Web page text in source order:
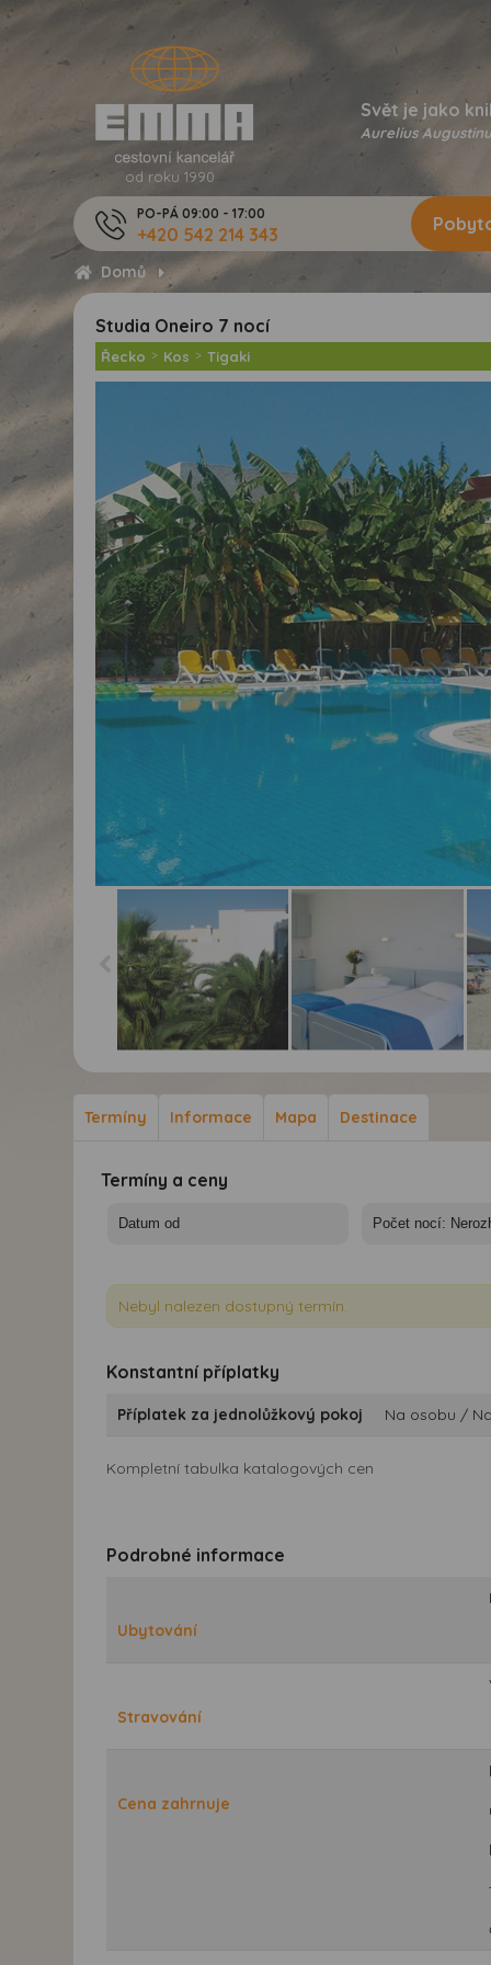
od roku 1990
Svět je jako
Aurelius
PO-PÁ 09:00 - 17:00
+420 542 214 343
Domů
Studia Oneiro 7 nocí
Řecko > Kos > Tigaki
studia O'Neiro
studia O'Neiro
Termíny
Informace Mapa Destinace
Termíny a ceny
Nebyl nalezen dostupný termín.
Konstantní příplatky
Příplatek za jednolůžkový pokoj Na osobu /
Kompletní tabulka katalogových cen
Podrobné informace
Ubytování
Stravování
Cena zahrnuje